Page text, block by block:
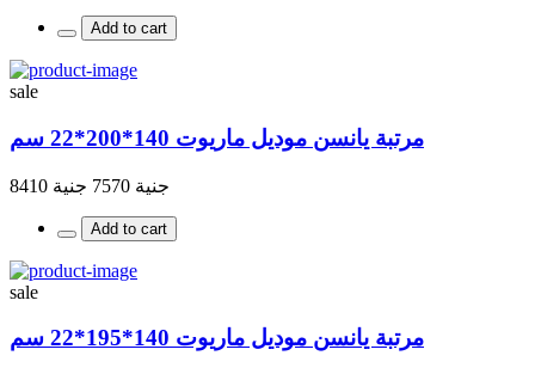
Add to cart
sale
مرتبة يانسن موديل ماريوت 140*200*22 سم
جنية 7570 جنية 8410
Add to cart
sale
مرتبة يانسن موديل ماريوت 140*195*22 سم